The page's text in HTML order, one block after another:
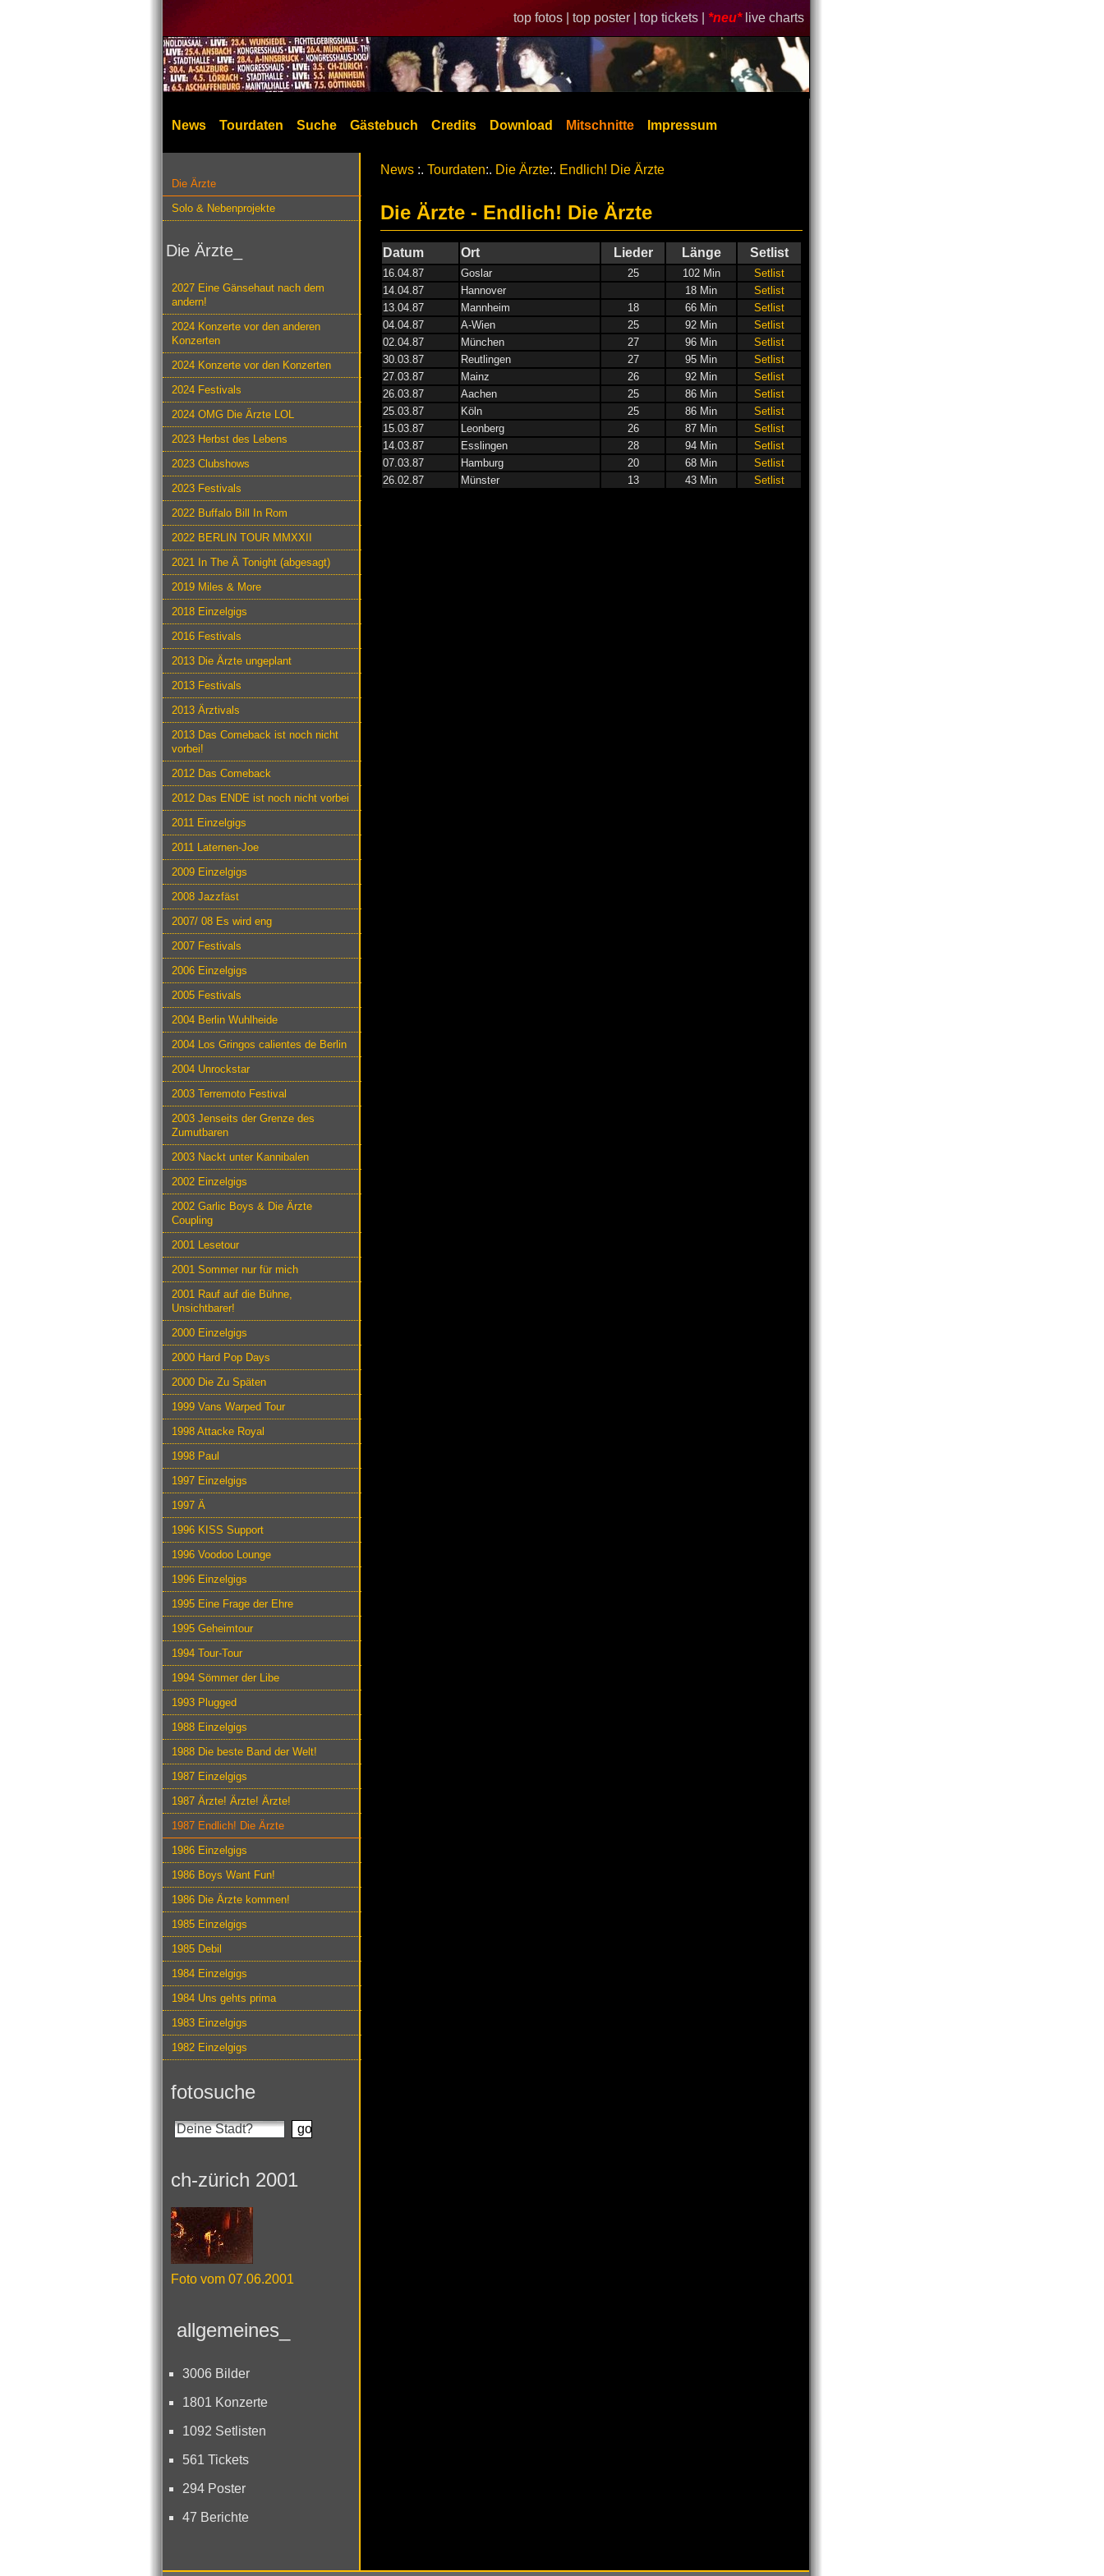
top fotos | top poster | top tickets | *neu* live charts
News Tourdaten Suche Gästebuch Credits Download Mitschnitte Impressum
Die Ärzte
Solo & Nebenprojekte
Die Ärzte_
2027 Eine Gänsehaut nach dem
andern!
2024 Konzerte vor den anderen
Konzerten
2024 Konzerte vor den Konzerten
2024 Festivals
2024 OMG Die Ärzte LOL
2023 Herbst des Lebens
2023 Clubshows
2023 Festivals
2022 Buffalo Bill In Rom
2022 BERLIN TOUR MMXXII
2021 In The Ä Tonight (abgesagt)
2019 Miles & More
2018 Einzelgigs
2016 Festivals
2013 Die Ärzte ungeplant
2013 Festivals
2013 Ärztivals
2013 Das Comeback ist noch nicht
vorbei!
2012 Das Comeback
2012 Das ENDE ist noch nicht vorbei
2011 Einzelgigs
2011 Laternen-Joe
2009 Einzelgigs
2008 Jazzfäst
2007/ 08 Es wird eng
2007 Festivals
2006 Einzelgigs
2005 Festivals
2004 Berlin Wuhlheide
2004 Los Gringos calientes de Berlin
2004 Unrockstar
2003 Terremoto Festival
2003 Jenseits der Grenze des
Zumutbaren
2003 Nackt unter Kannibalen
2002 Einzelgigs
2002 Garlic Boys & Die Ärzte
Coupling
2001 Lesetour
2001 Sommer nur für mich
2001 Rauf auf die Bühne,
Unsichtbarer!
2000 Einzelgigs
2000 Hard Pop Days
2000 Die Zu Späten
1999 Vans Warped Tour
1998 Attacke Royal
1998 Paul
1997 Einzelgigs
1997 Ä
1996 KISS Support
1996 Voodoo Lounge
1996 Einzelgigs
1995 Eine Frage der Ehre
1995 Geheimtour
1994 Tour-Tour
1994 Sömmer der Libe
1993 Plugged
1988 Einzelgigs
1988 Die beste Band der Welt!
1987 Einzelgigs
1987 Ärzte! Ärzte! Ärzte!
1987 Endlich! Die Ärzte
1986 Einzelgigs
1986 Boys Want Fun!
1986 Die Ärzte kommen!
1985 Einzelgigs
1985 Debil
1984 Einzelgigs
1984 Uns gehts prima
1983 Einzelgigs
1982 Einzelgigs
fotosuche
ch-zürich 2001
Foto vom 07.06.2001
allgemeines_
3006 Bilder
1801 Konzerte
1092 Setlisten
561 Tickets
294 Poster
47 Berichte
News :. Tourdaten:. Die Ärzte:. Endlich! Die Ärzte
Die Ärzte - Endlich! Die Ärzte
Datum Ort Lieder Länge Setlist
16.04.87 Goslar 25 102 Min
Setlist
14.04.87
Hannover 18 Min
Setlist
13.04.87
Mannheim 18 66 Min
Setlist
04.04.87
A-Wien 25 92 Min
Setlist
02.04.87
München 27 96 Min
Setlist
30.03.87
Reutlingen 27 95 Min
Setlist
27.03.87
Mainz 26 92 Min
Setlist
26.03.87
Aachen 25 86 Min
Setlist
25.03.87
Köln 25 86 Min
Setlist
15.03.87
Leonberg 26 87 Min
Setlist
14.03.87
Esslingen 28 94 Min
Setlist
07.03.87
Hamburg 20 68 Min
Setlist
26.02.87
Münster 13 43 Min Setlist